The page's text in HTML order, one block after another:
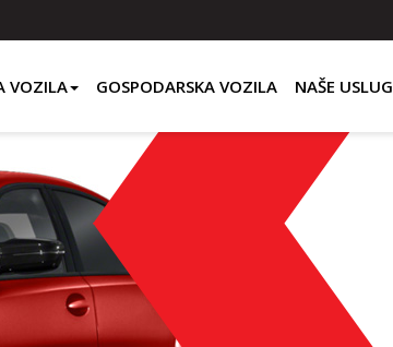
VOZILA GOSPODARSKA VOZILA NAŠE